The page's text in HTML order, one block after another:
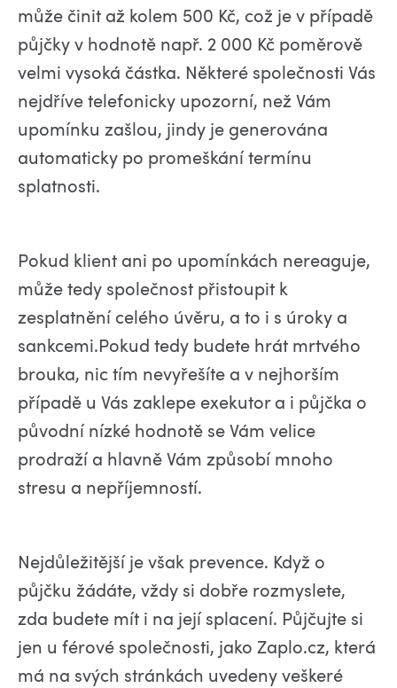
může činit až kolem 500 Kč, což je v případě
půjčky v hodnotě např. 2 000 Kč poměrově
velmi vysoká částka. Některé společnosti Vás
nejdříve telefonicky upozorní, než Vám
upomínku zašlou, jindy je generována
automaticky po promeškání termínu
splatnosti.
Pokud klient ani po upomínkách nereaguje,
může tedy společnost přistoupit k
zesplatnění celého úvěru, a to i s úroky a
sankcemi.Pokud tedy budete hrát mrtvého
brouka, nic tím nevyřešíte a v nejhorším
případě u Vás zaklepe exekutor a i půjčka o
původní nízké hodnotě se Vám velice
prodraží a hlavně Vám způsobí mnoho
stresu a nepříjemností.
Nejdůležitější je však prevence. Když o
půjčku žádáte, vždy si dobře rozmyslete,
zda budete mít i na její splacení. Půjčujte si
jen u férové společnosti, jako Zaplo.cz, která
má na svých stránkách uvedeny veškeré